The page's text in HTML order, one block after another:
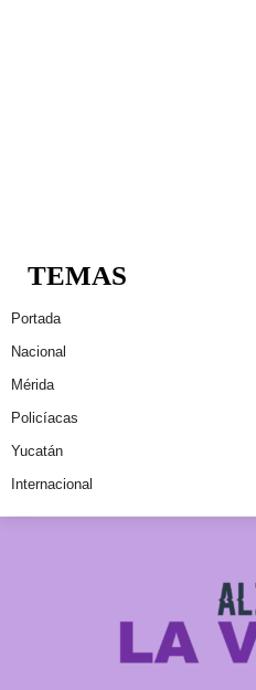
TEMAS
Portada
Nacional
Mérida
Policíacas
Yucatán
Internacional